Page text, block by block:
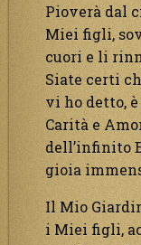
Pioverà dal
Miei figli,
cuori e li
Siate certi
vi ho detto,
Carità e
dell’infinito
gioia
Il Mio
i Miei figli,